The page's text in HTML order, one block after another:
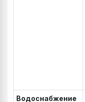
Водоснабжение